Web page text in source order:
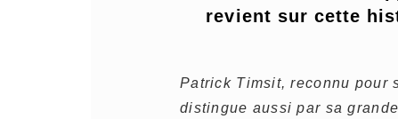
revient sur cette
Patrick Timsit, reconnu pour
distingue aussi par sa